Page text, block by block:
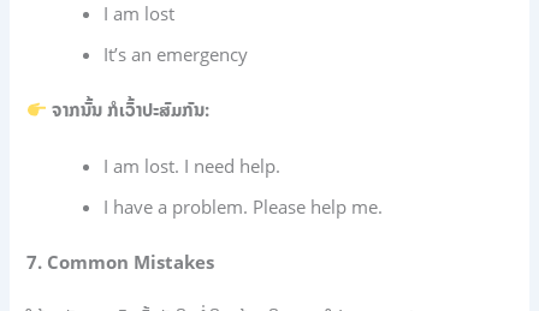
I am lost
It’s an emergency
ຈາກນັ້ນ ກໍເວົ້າປະສົມກັນ:
I am lost. I need help.
I have a problem. Please help me.
7. Common Mistakes